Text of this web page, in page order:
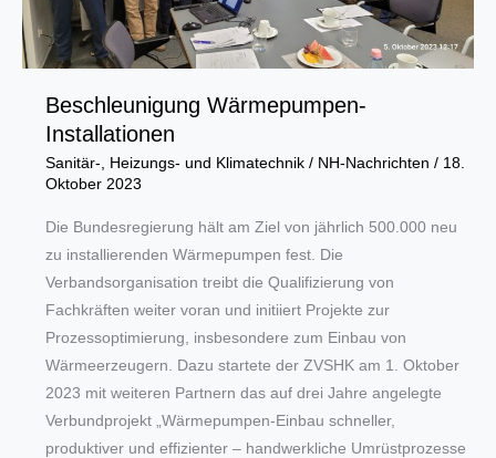
Beschleunigung Wärmepumpen-
Installationen
Sanitär-, Heizungs- und Klimatechnik/ NH-Nachrichten / 18.
Oktober 2023
Die Bundesregierung hält am Ziel von jährlich 500.000 neu
zu installierenden Wärmepumpen fest. Die
Verbandsorganisation treibt die Qualifizierung von
Fachkräften weiter voran und initiiert Projekte zur
Prozessoptimierung, insbesondere zum Einbau von
Wärmeerzeugern. Dazu startete der ZVSHK am 1. Oktober
2023 mit weiteren Partnern das auf drei Jahre angelegte
Verbundprojekt „Wärmepumpen-Einbau schneller,
produktiver und effizienter – handwerkliche Umrüstprozesse